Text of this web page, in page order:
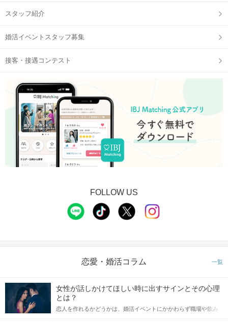
STEP3 【個室8対8】トークタイムスタート
スタッフ紹介
婚活イベントスタッフ募集
接客・接遇コンテスト
FOLLOW US
恋愛・婚活コラム 一覧
女性が話しかけてほしい時に出すサインとその心理
とは？
恋人を作れるかどうかは、婚活イベントにかかわらず職場や飲み